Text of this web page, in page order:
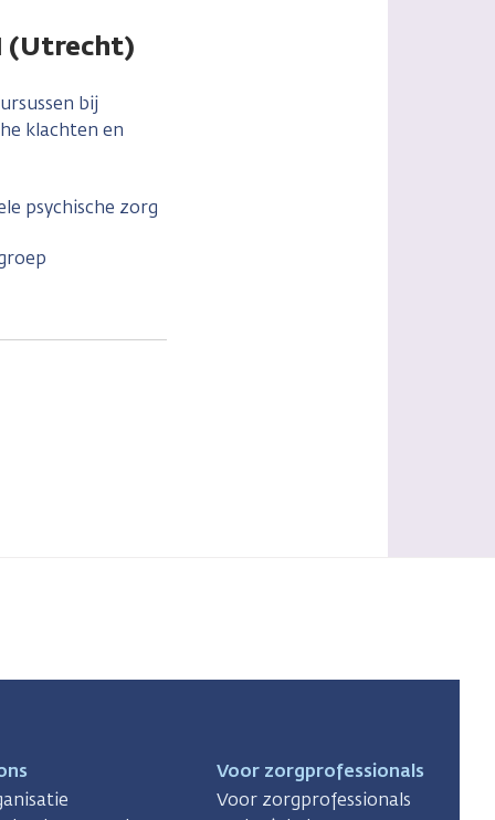
(Utrecht)
bij
klachten en
psychische zorg
Voor zorgprofessionals
Voor zorgprofessionals